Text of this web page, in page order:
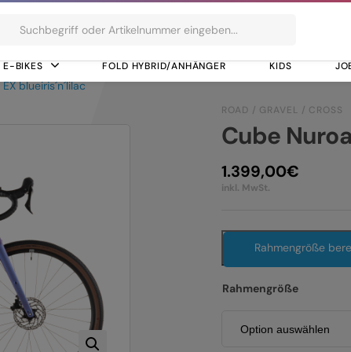
E-BIKES FOLD HYBRID/ANHÄNGER KIDS
blueiris´n´lilac
ROAD / GRAVEL / CROSS
Cube
1.399,00€
inkl. MwSt.
Rahmengröße
Rahmengröße